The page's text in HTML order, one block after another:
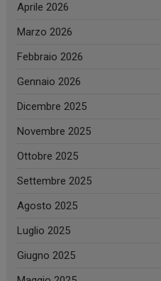
Aprile 2026
Marzo 2026
Febbraio 2026
Gennaio 2026
Dicembre 2025
Novembre 2025
Ottobre 2025
Settembre 2025
Agosto 2025
Luglio 2025
Giugno 2025